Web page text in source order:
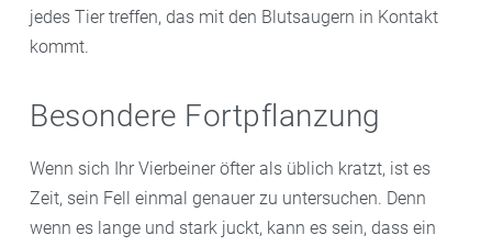
jedes Tier treffen, das mit den Blutsaugern in Kontakt
kommt.
Besondere Fortpflanzung
Wenn sich Ihr Vierbeiner öfter als üblich kratzt, ist es
Zeit, sein Fell einmal genauer zu untersuchen. Denn
wenn es lange und stark juckt, kann es sein, dass ein